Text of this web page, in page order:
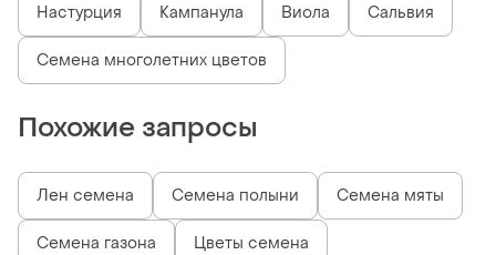
Настурция Кампанула Виола Сальвия
Семена многолетних цветов
Похожие запросы
Лен семена Семена полыни Семена мяты
Семена газона Цветы семена